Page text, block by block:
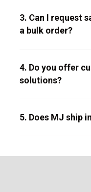
3. Can I request
a bulk order?
4. Do you offer
solutions?
5. Does MJ ship